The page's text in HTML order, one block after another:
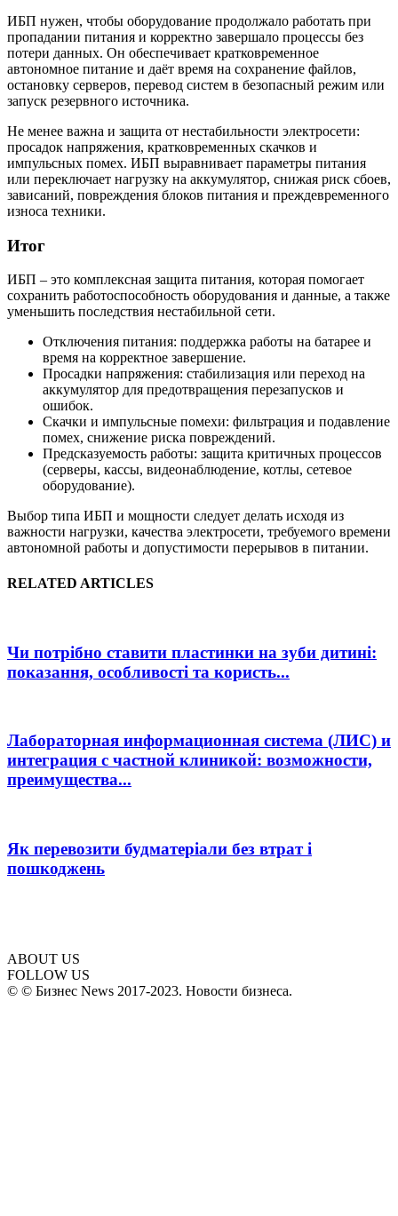
ИБП нужен, чтобы оборудование продолжало работать при
пропадании питания и корректно завершало процессы без
потери данных. Он обеспечивает кратковременное
автономное питание и даёт время на сохранение файлов,
остановку серверов, перевод систем в безопасный режим или
запуск резервного источника.
Не менее важна и защита от нестабильности электросети:
просадок напряжения, кратковременных скачков и
импульсных помех. ИБП выравнивает параметры питания
или переключает нагрузку на аккумулятор, снижая риск сбоев,
зависаний, повреждения блоков питания и преждевременного
износа техники.
Итог
ИБП – это комплексная защита питания, которая помогает
сохранить работоспособность оборудования и данные, а также
уменьшить последствия нестабильной сети.
Отключения питания: поддержка работы на батарее и
время на корректное завершение.
Просадки напряжения: стабилизация или переход на
аккумулятор для предотвращения перезапусков и
ошибок.
Скачки и импульсные помехи: фильтрация и подавление
помех, снижение риска повреждений.
Предсказуемость работы: защита критичных процессов
(серверы, кассы, видеонаблюдение, котлы, сетевое
оборудование).
Выбор типа ИБП и мощности следует делать исходя из
важности нагрузки, качества электросети, требуемого времени
автономной работы и допустимости перерывов в питании.
RELATED ARTICLES
Чи потрібно ставити пластинки на зуби дитині:
показання, особливості та користь...
Лабораторная информационная система (ЛИС) и
интеграция с частной клиникой: возможности,
преимущества...
Як перевозити будматеріали без втрат і
пошкоджень
ABOUT US
FOLLOW US
© © Бизнес News 2017-2023. Новости бизнеса.